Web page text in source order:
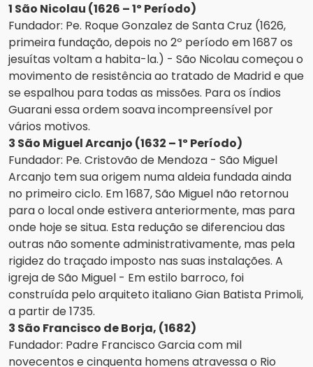
1 São Nicolau (1626 – 1º Período)
Fundador: Pe. Roque Gonzalez de Santa Cruz (1626,
primeira fundação, depois no 2º período em 1687 os
jesuítas voltam a habita-la.) - São Nicolau começou o
movimento de resistência ao tratado de Madrid e que
se espalhou para todas as missões. Para os índios
Guarani essa ordem soava incompreensível por
vários motivos.
3 São Miguel Arcanjo (1632 – 1º Período)
Fundador: Pe. Cristovão de Mendoza - São Miguel
Arcanjo tem sua origem numa aldeia fundada ainda
no primeiro ciclo. Em 1687, São Miguel não retornou
para o local onde estivera anteriormente, mas para
onde hoje se situa. Esta redução se diferenciou das
outras não somente administrativamente, mas pela
rigidez do traçado imposto nas suas instalações. A
igreja de São Miguel - Em estilo barroco, foi
construída pelo arquiteto italiano Gian Batista Primoli,
a partir de 1735.
3 São Francisco de Borja, (1682)
Fundador: Padre Francisco Garcia com mil
novecentos e cinquenta homens atravessa o Rio